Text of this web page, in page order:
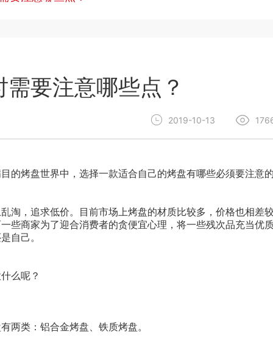
要注意哪些点？
2019-10-13
的烤盘世界中，选择一款适合自己的烤盘有哪些必须要注意
淘，追求低价。目前市场上烤盘的材质比较多，价格也相差
些商家为了迎合消费者的贪便宜心理，将一些残次品充当优
自己。
么呢？
两类：铝合金烤盘、铁质烤盘。